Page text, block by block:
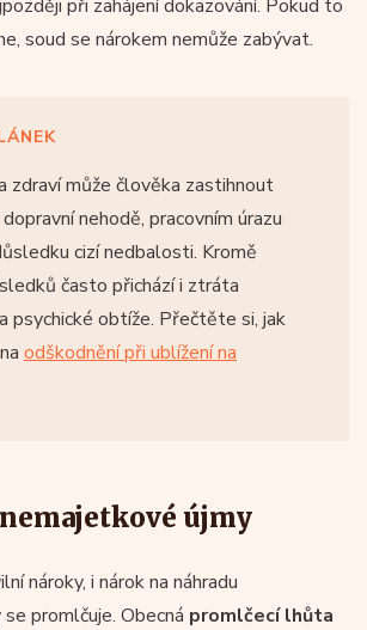
při zahájení dokazování. Pokud to
soud se nárokem nemůže zabývat.
zdraví může člověka zastihnout
nehodě, pracovním úrazu
cizí nedbalosti. Kromě
často přichází i ztráta
psychické obtíže. Přečtěte si, jak
odškodnění při ublížení na
újmy
nároky, i nárok na náhradu
promlčuje. Obecná promlčecí lhůta